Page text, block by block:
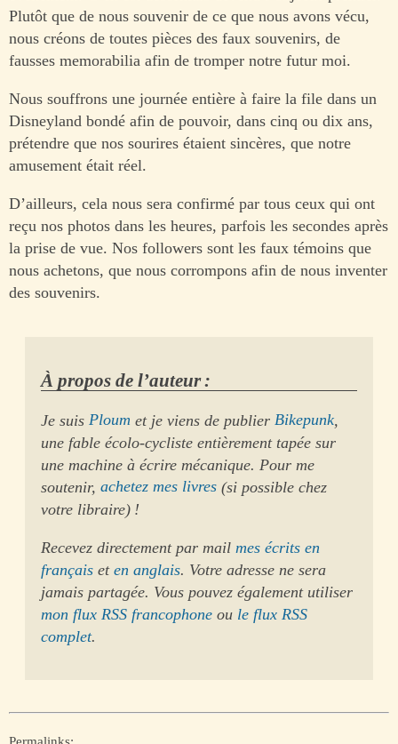
Plutôt que de nous souvenir de ce que nous avons vécu,
nous créons de toutes pièces des faux souvenirs, de
fausses memorabilia afin de tromper notre futur moi.
Nous souffrons une journée entière à faire la file dans un
Disneyland bondé afin de pouvoir, dans cinq ou dix ans,
prétendre que nos sourires étaient sincères, que notre
amusement était réel.
D’ailleurs, cela nous sera confirmé par tous ceux qui ont
reçu nos photos dans les heures, parfois les secondes après
la prise de vue. Nos followers sont les faux témoins que
nous achetons, que nous corrompons afin de nous inventer
des souvenirs.
À propos de l’auteur :
Je suisPloum et je viens de publierBikepunk,
une fable écolo-cycliste entièrement tapée sur
une machine à écrire mécanique. Pour me
soutenir,achetez mes livres (si possible chez
votre libraire) !
Recevez directement par mail mes écrits en
français eten anglais. Votre adresse ne sera
jamais partagée. Vous pouvez également utiliser
mon flux RSS francophone ou le flux RSS
complet.